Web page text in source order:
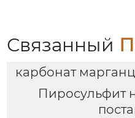
Связанный
карбонат
Пиросульфит